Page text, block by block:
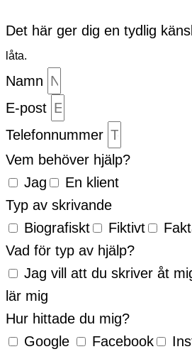
Det här ger dig en tydlig
låta.
Namn
E-post
Telefonnummer
Vem behöver hjälp?
Jag
En klient
Typ av skrivande
Biografiskt
Fiktivt
Vad för typ av hjälp?
Jag vill att du skriver åt
lär mig
Hur hittade du mig?
Google
Facebook